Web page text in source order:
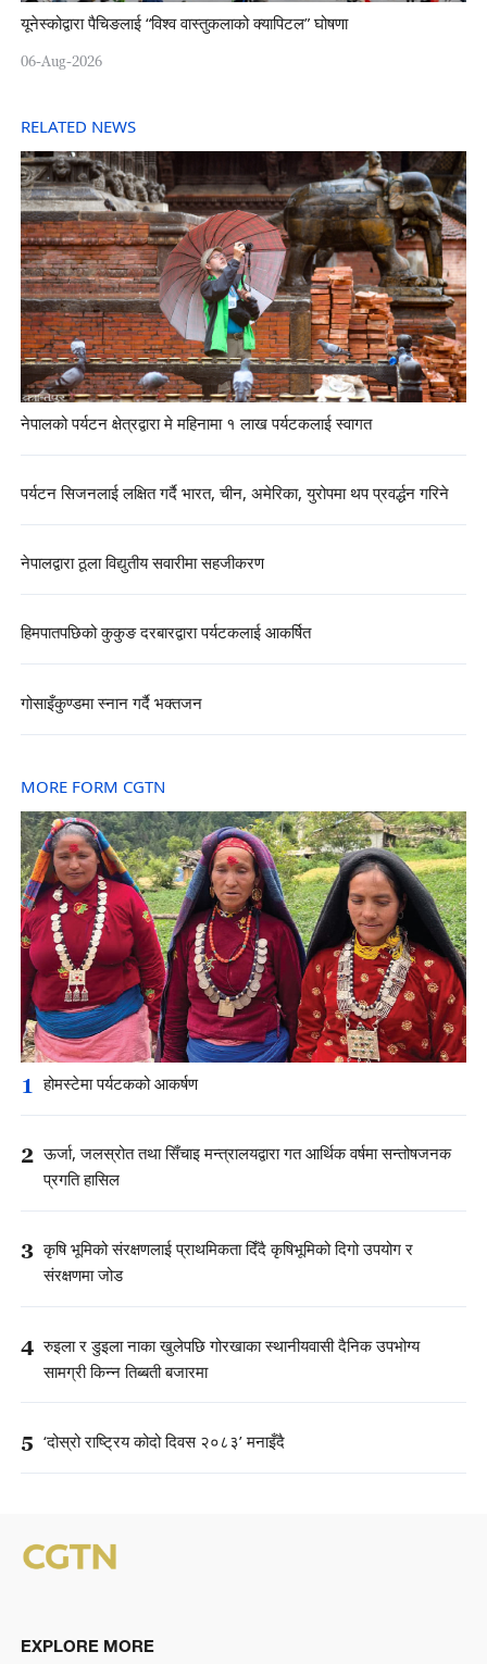
यूनेस्कोद्वारा पैचिङलाई “विश्व वास्तुकलाको क्यापिटल” घोषणा
06-Aug-2026
RELATED NEWS
नेपालको पर्यटन क्षेत्रद्वारा मे महिनामा १ लाख पर्यटकलाई स्वागत
पर्यटन सिजनलाई लक्षित गर्दै भारत, चीन, अमेरिका, युरोपमा थप प्रवर्द्धन गरिने
नेपालद्वारा ठूला विद्युतीय सवारीमा सहजीकरण
हिमपातपछिको कुकुङ दरबारद्वारा पर्यटकलाई आकर्षित
गोसाइँकुण्डमा स्नान गर्दै भक्तजन
MORE FORM CGTN
1 होमस्टेमा पर्यटकको आकर्षण
2 ऊर्जा, जलस्रोत तथा सिँचाइ मन्त्रालयद्वारा गत आर्थिक वर्षमा सन्तोषजनक
प्रगति हासिल
3 कृषि भूमिको संरक्षणलाई प्राथमिकता दिँदै कृषिभूमिको दिगो उपयोग र
संरक्षणमा जोड
4 रुइला र डुइला नाका खुलेपछि गोरखाका स्थानीयवासी दैनिक उपभोग्य
सामग्री किन्न तिब्बती बजारमा
5 ‘दोस्रो राष्ट्रिय कोदो दिवस २०८३’ मनाइँदै
EXPLORE MORE